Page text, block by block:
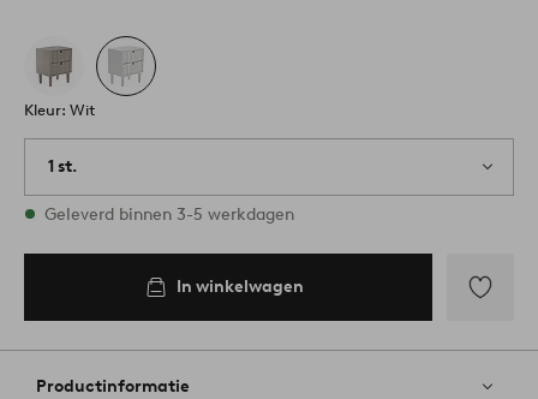
Kleur: Wit
1 st.
Op voorraad
Geleverd binnen 3-5 werkdagen
In winkelwagen
aan
Productinformatie